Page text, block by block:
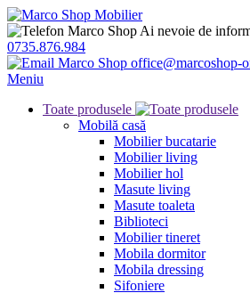
Ai nevoie de
0735.876.984
office@marcoshop-
Meniu
Toate produsele
Mobilă casă
Mobilier bucatarie
Mobilier living
Mobilier hol
Masute living
Masute toaleta
Biblioteci
Mobilier tineret
Mobila dormitor
Mobila dressing
Sifoniere